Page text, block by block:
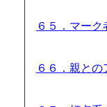
６５．マー
６６．親と